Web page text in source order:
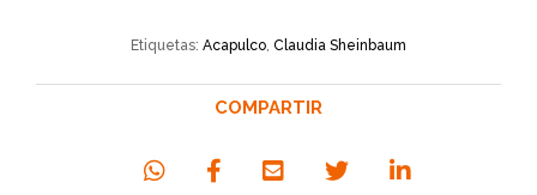
Etiquetas: Acapulco, Claudia Sheinbaum
COMPARTIR